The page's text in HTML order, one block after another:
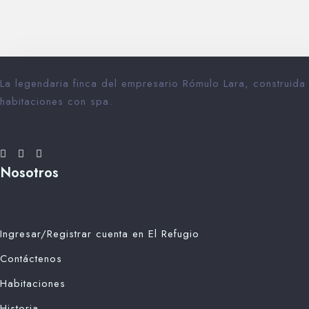
La legendaria finca del empresario Rómulo Lara,
habitaciones con spa.
Nosotros
Ingresar/Registrar cuenta en El Refugio
Contáctenos
Habitaciones